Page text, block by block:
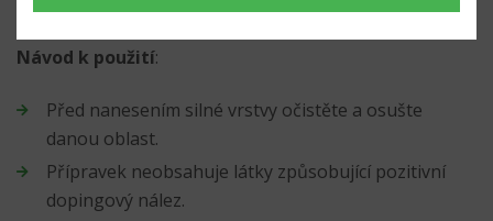
Návod k použití:
Před nanesením silné vrstvy očistěte a osušte
danou oblast.
Přípravek neobsahuje látky způsobující pozitivní
dopingový nález.